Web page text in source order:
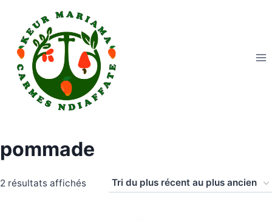
contenu
pommade
2 résultats affichésTrié